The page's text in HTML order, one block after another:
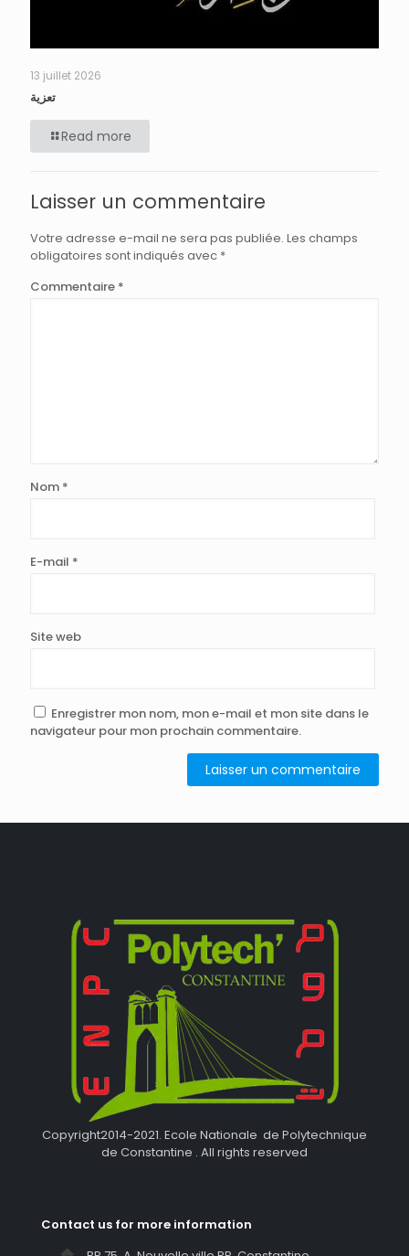
13 juillet 2026
تعزية
Read more
Laisser un commentaire
Votre adresse e-mail ne sera pas publiée. Les champs
obligatoires sont indiqués avec *
Commentaire *
Nom *
E-mail *
Site web
Enregistrer mon nom, mon e-mail et mon site dans le
navigateur pour mon prochain commentaire.
Copyright2014-2021. Ecole Nationale de Polytechnique
de Constantine . All rights reserved
Contact us for more information